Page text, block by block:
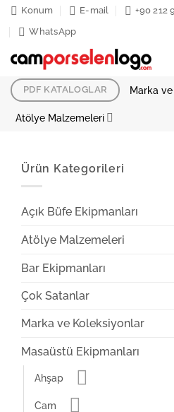
İçeriğe
atla
Konum E-mail
+90 212
WhatsApp
PDF KATALOGLAR Marka
Atölye Malzemeleri
Ürün Kategorileri
Açık Büfe Ekipmanları
Atölye Malzemeleri
Bar Ekipmanları
Çok Satanlar
Marka ve Koleksiyonlar
Masaüstü Ekipmanları
Ahşap
Cam